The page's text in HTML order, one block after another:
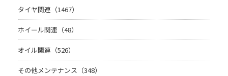
タイヤ関連（1467）
ホイール関連（48）
オイル関連（526）
その他メンテナンス（348）